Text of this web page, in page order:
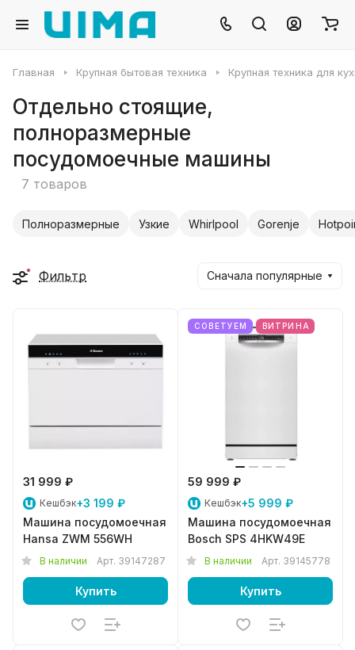
Главная Крупная бытовая техника Крупная техника для
Отдельно стоящие,
полноразмерные
посудомоечные машины
7 товаров
Полноразмерные Узкие Whirlpool Gorenje
Фильтр Сначала популярные
31 999 ₽
Кешбэк+3 199 ₽
Машина посудомоечная
Hansa ZWM 556WH
В наличии Арт. 39147287
Купить
СОВЕТУЕМ ВИТРИНА
59 999 ₽
Кешбэк+5 999 ₽
Машина посудомоечная
Bosch SPS 4HKW49E
В наличии Арт. 39145778
Купить